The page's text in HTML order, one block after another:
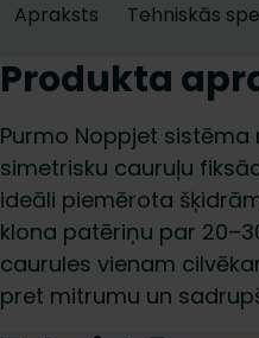
Apraksts Tehniskās
Produkta
Purmo Noppjet
simetrisku cauruļu
ideāli piemērota
klona patēriņu par
caurules vienam
pret mitrumu un